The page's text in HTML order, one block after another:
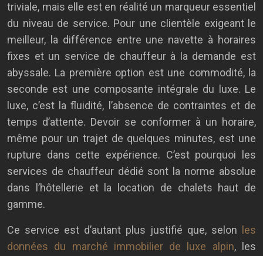
triviale, mais elle est en réalité un marqueur essentiel
du niveau de service. Pour une clientèle exigeant le
meilleur, la différence entre une navette à horaires
fixes et un service de chauffeur à la demande est
abyssale. La première option est une commodité, la
seconde est une composante intégrale du luxe. Le
luxe, c’est la fluidité, l’absence de contraintes et de
temps d’attente. Devoir se conformer à un horaire,
même pour un trajet de quelques minutes, est une
rupture dans cette expérience. C’est pourquoi les
services de chauffeur dédié sont la norme absolue
dans l’hôtellerie et la location de chalets haut de
gamme.
Ce service est d’autant plus justifié que, selon
les
données du marché immobilier de luxe alpin, les